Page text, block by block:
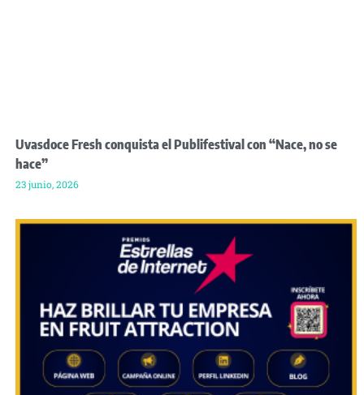
Uvasdoce Fresh conquista el Publifestival con “Nace, no se
hace”
23 junio, 2026